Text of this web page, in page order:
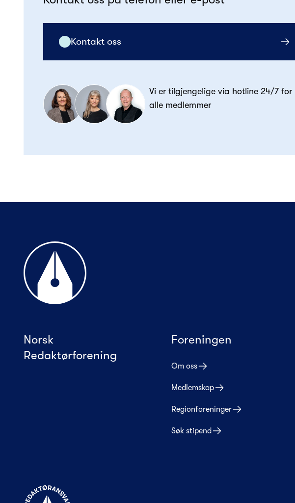
Kontakt oss
Vi er tilgjengelige via hotline 24/7 for
alle medlemmer
Til forsiden
Norsk
Redaktørforening
Foreningen
Om oss
Medlemskap
Regionforeninger
Søk stipend
Til forsiden